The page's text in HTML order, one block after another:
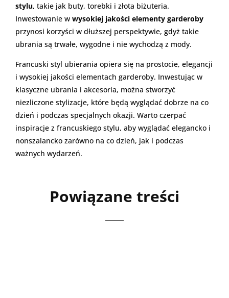
stylu, takie jak buty, torebki i złota biżuteria.
Inwestowanie w wysokiej jakości elementy garderoby
przynosi korzyści w dłuższej perspektywie, gdyż takie
ubrania są trwałe, wygodne i nie wychodzą z mody.
Francuski styl ubierania opiera się na prostocie, elegancji
i wysokiej jakości elementach garderoby. Inwestując w
klasyczne ubrania i akcesoria, można stworzyć
niezliczone stylizacje, które będą wyglądać dobrze na co
dzień i podczas specjalnych okazji. Warto czerpać
inspiracje z francuskiego stylu, aby wyglądać elegancko i
nonszalancko zarówno na co dzień, jak i podczas
ważnych wydarzeń.
Powiązane treści